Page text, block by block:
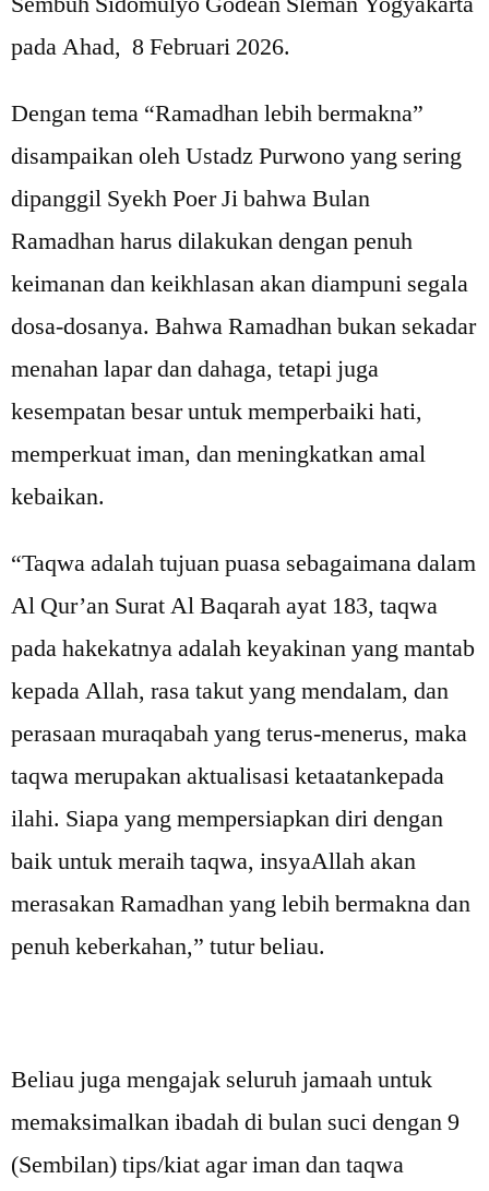
pada Ahad, 8 Februari 2026.
Dengan tema “Ramadhan lebih bermakna”
disampaikan oleh Ustadz Purwono yang sering
dipanggil Syekh Poer Ji bahwa Bulan
Ramadhan harus dilakukan dengan penuh
keimanan dan keikhlasan akan diampuni segala
dosa-dosanya. Bahwa Ramadhan bukan sekadar
menahan lapar dan dahaga, tetapi juga
kesempatan besar untuk memperbaiki hati,
memperkuat iman, dan meningkatkan amal
kebaikan.
“Taqwa adalah tujuan puasa sebagaimana dalam
Al Qur’an Surat Al Baqarah ayat 183, taqwa
pada hakekatnya adalah keyakinan yang mantab
kepada Allah, rasa takut yang mendalam, dan
perasaan muraqabah yang terus-menerus, maka
taqwa merupakan aktualisasi ketaatankepada
ilahi. Siapa yang mempersiapkan diri dengan
baik untuk meraih taqwa, insyaAllah akan
merasakan Ramadhan yang lebih bermakna dan
penuh keberkahan,” tutur beliau.
Beliau juga mengajak seluruh jamaah untuk
memaksimalkan ibadah di bulan suci dengan 9
(Sembilan) tips/kiat agar iman dan taqwa